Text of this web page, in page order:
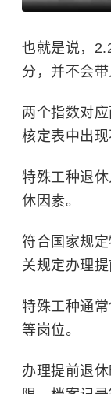
也就是说，
分，并不会带
两个指数对
核定表中出现
特殊工种退
休因素。
符合国家规
关规定办理提
特殊工种通
等岗位。
办理提前退